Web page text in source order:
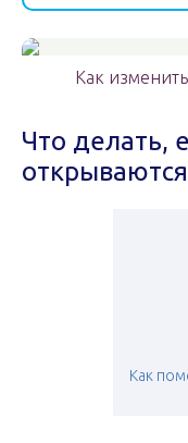
Как
Что делать,
Как